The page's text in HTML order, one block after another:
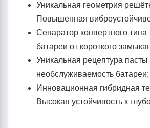
Уникальная геометрия
Повышенная
Сепаратор конвертного
батареи от короткого
Уникальная рецептура
необслуживаемость батареи;
Инновационная гибридная
Высокая устойчивость к